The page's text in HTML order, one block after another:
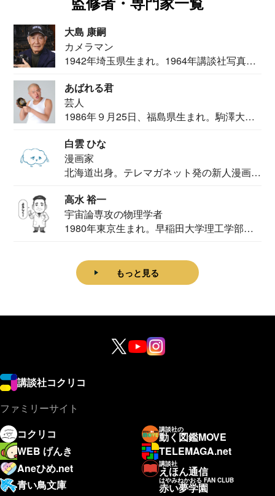
大島 康嗣
カメラマン
1942年埼玉県生まれ。1964年講談社写真部
あばれる君
芸人
1986年９月25日、福島県生まれ。駒澤大学
白雲 ひな
漫画家
北海道出身。テレマガネット発の新人漫画
高水 裕一
宇宙論専攻の物理学者
1980年東京生まれ。早稲田大学理工学部物
もっと見る
講談社コクリコ
ファミリーサイト
コクリコ
講談社の
動く図鑑MOVE
WEB げんき
TELEMAGA.net
Aneひめ.net
講談社
えほん通信
青い鳥文庫
はやみねかおる FAN CLUB
赤い夢学園